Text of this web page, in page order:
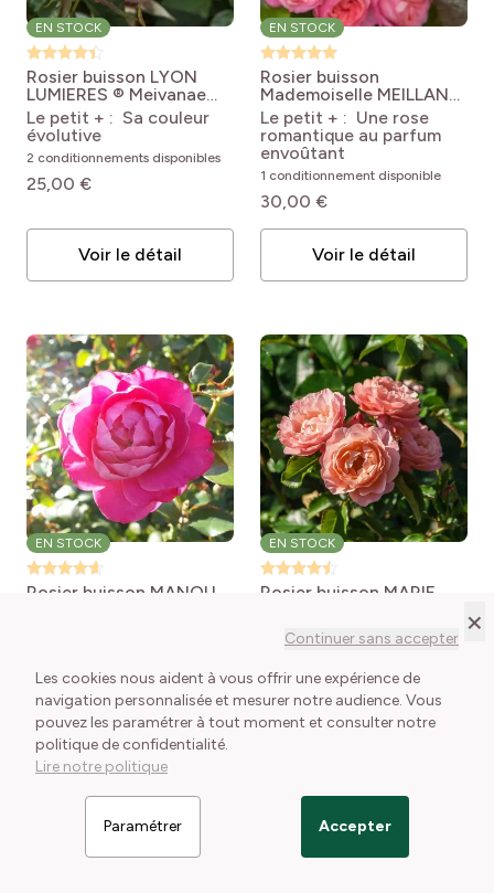
×
Continuer sans accepter
Les cookies nous aident à vous offrir une expérience de
navigation personnalisée et mesurer notre audience. Vous
pouvez les paramétrer à tout moment et consulter notre
politique de confidentialité.
Lire notre politique
Paramétrer Accepter
Filtrer les articles
EN STOCK
Rosier buisson LYON
LUMIERES ® Meivanae
Rosa Lyon Lumières
'Meivanae'
Le petit + : Sa couleur
évolutive
2 conditionnements disponibles
25,00 €
Voir le détail
EN STOCK
Rosier buisson
Mademoiselle MEILLAND
® Meinostair Rosa
'Meinostair'
MADEMOISELLE
MEILLAND®
Le petit + : Une rose
romantique au parfum
envoûtant
1 conditionnement disponible
30,00 €
Voir le détail
EN STOCK
Rosier buisson MANOU
Meilland
1 conditionnement disponible
25,00 €
Voir le détail
EN STOCK
Rosier buisson MARIE
floribunda Marie Curie®
Meilomit
Le petit + : Sa ravissante
couleur pastel
1 conditionnement disponible
18,50 €